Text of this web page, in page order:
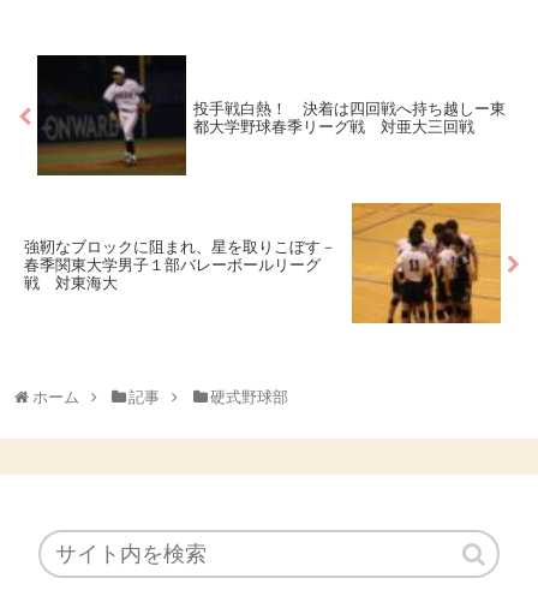
投手戦白熱！ 決着は四回戦へ持ち越しー東
都大学野球春季リーグ戦 対亜大三回戦
強靭なブロックに阻まれ、星を取りこぼす－
春季関東大学男子１部バレーボールリーグ
戦 対東海大
ホーム 記事 硬式野球部